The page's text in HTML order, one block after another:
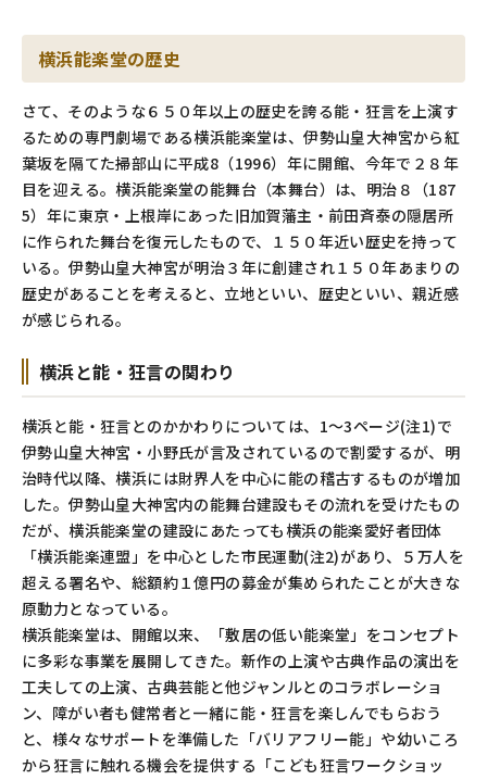
横浜能楽堂の歴史
さて、そのような６５０年以上の歴史を誇る能・狂言を上演す
るための専門劇場である横浜能楽堂は、伊勢山皇大神宮から紅
葉坂を隔てた掃部山に平成8（1996）年に開館、今年で２８年
目を迎える。横浜能楽堂の能舞台（本舞台）は、明治８（187
5）年に東京・上根岸にあった旧加賀藩主・前田斉泰の隠居所
に作られた舞台を復元したもので、１５０年近い歴史を持って
いる。伊勢山皇大神宮が明治３年に創建され１５０年あまりの
歴史があることを考えると、立地といい、歴史といい、親近感
が感じられる。
横浜と能・狂言の関わり
横浜と能・狂言とのかかわりについては、1～3ページ(注1)で
伊勢山皇大神宮・小野氏が言及されているので割愛するが、明
治時代以降、横浜には財界人を中心に能の稽古するものが増加
した。伊勢山皇大神宮内の能舞台建設もその流れを受けたもの
だが、横浜能楽堂の建設にあたっても横浜の能楽愛好者団体
「横浜能楽連盟」を中心とした市民運動(注2)があり、５万人を
超える署名や、総額約１億円の募金が集められたことが大きな
原動力となっている。
横浜能楽堂は、開館以来、「敷居の低い能楽堂」をコンセプト
に多彩な事業を展開してきた。新作の上演や古典作品の演出を
工夫しての上演、古典芸能と他ジャンルとのコラボレーショ
ン、障がい者も健常者と一緒に能・狂言を楽しんでもらおう
と、様々なサポートを準備した「バリアフリー能」や幼いころ
から狂言に触れる機会を提供する「こども狂言ワークショッ